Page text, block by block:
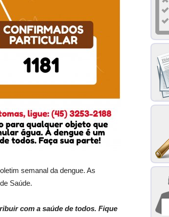
semanal da dengue. As
Saúde.
com a saúde de todos. Fique